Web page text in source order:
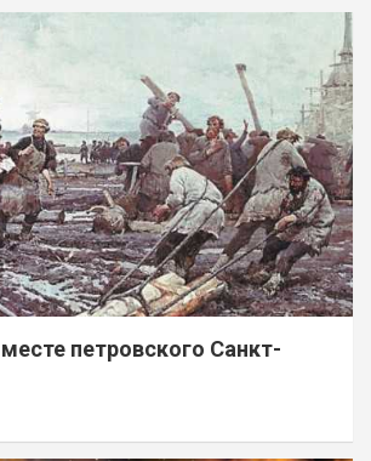
петровского Санкт-